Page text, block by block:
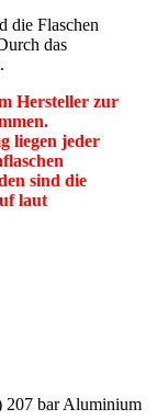
die Flaschen
das
Hersteller zur
liegen jeder
sind die
laut
207 bar Aluminium